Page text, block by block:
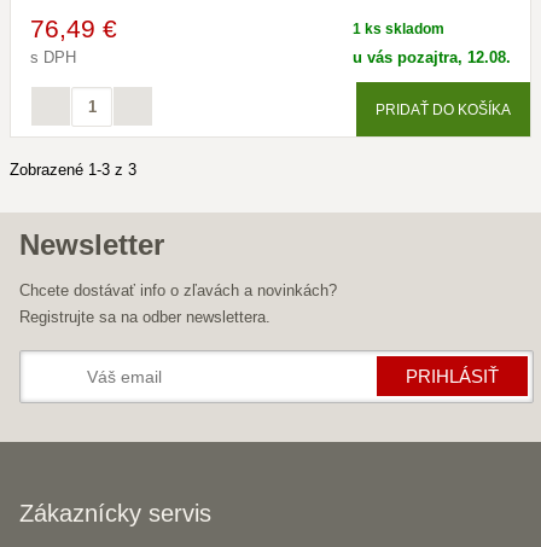
76,49 €
s DPH
1 ks skladom
u vás pozajtra, 12.08.
PRIDAŤ DO KOŠÍKA
Zobrazené 1-3 z 3
Newsletter
Chcete dostávať info o zľavách a novinkách?
Registrujte sa na odber newslettera.
PRIHLÁSIŤ
Zákaznícky servis